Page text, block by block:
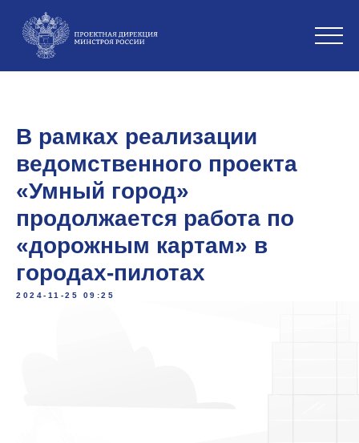
В рамках реализации
ведомственного проекта
«Умный город»
продолжается работа по
«дорожным картам» в
городах-пилотах
2024-11-25 09:25